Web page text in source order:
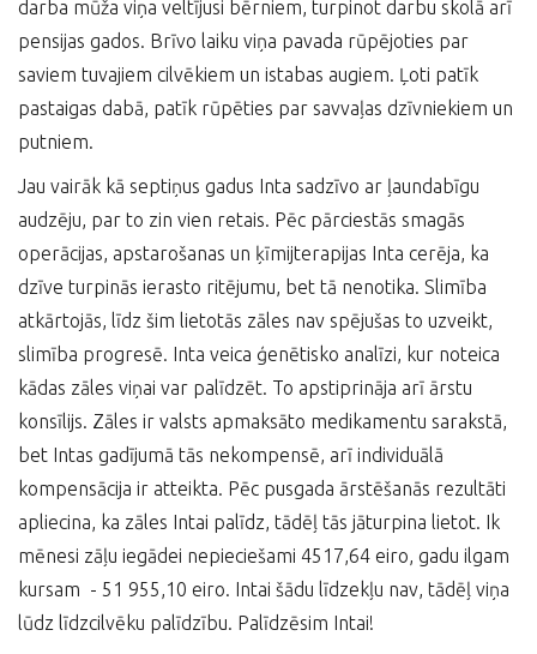
darba mūža viņa veltījusi bērniem, turpinot darbu skolā arī
pensijas gados. Brīvo laiku viņa pavada rūpējoties par
saviem tuvajiem cilvēkiem un istabas augiem. Ļoti patīk
pastaigas dabā, patīk rūpēties par savvaļas dzīvniekiem un
putniem.
Jau vairāk kā septiņus gadus Inta sadzīvo ar ļaundabīgu
audzēju, par to zin vien retais. Pēc pārciestās smagās
operācijas, apstarošanas un ķīmijterapijas Inta cerēja, ka
dzīve turpinās ierasto ritējumu, bet tā nenotika. Slimība
atkārtojās, līdz šim lietotās zāles nav spējušas to uzveikt,
slimība progresē. Inta veica ģenētisko analīzi, kur noteica
kādas zāles viņai var palīdzēt. To apstiprināja arī ārstu
konsīlijs. Zāles ir valsts apmaksāto medikamentu sarakstā,
bet Intas gadījumā tās nekompensē, arī individuālā
kompensācija ir atteikta. Pēc pusgada ārstēšanās rezultāti
apliecina, ka zāles Intai palīdz, tādēļ tās jāturpina lietot. Ik
mēnesi zāļu iegādei nepieciešami 4517,64 eiro, gadu ilgam
kursam - 51 955,10 eiro. Intai šādu līdzekļu nav, tādēļ viņa
lūdz līdzcilvēku palīdzību. Palīdzēsim Intai!